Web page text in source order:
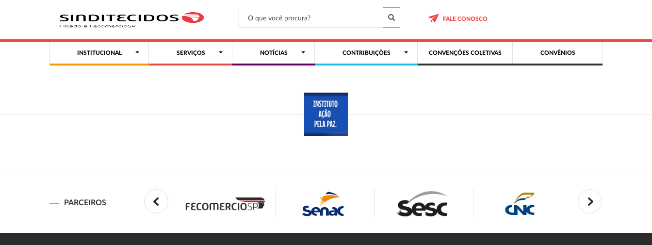
FALE CONOSCO
INSTITUCIONAL SERVIÇOS NOTÍCIAS CONTRIBUIÇÕES CONVENÇÕES COLETIVAS CONVÊNIOS
PARCEIROS